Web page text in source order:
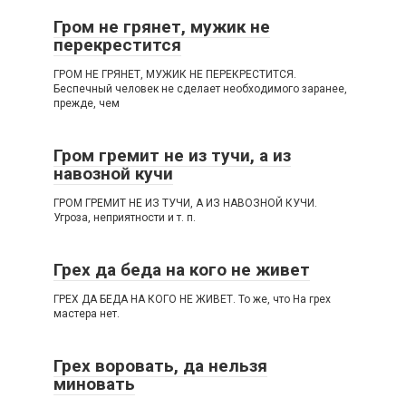
Гром не грянет, мужик не
перекрестится
ГРОМ НЕ ГРЯНЕТ, МУЖИК НЕ ПЕРЕКРЕСТИТСЯ.
Беспечный человек не сделает необходимого заранее,
прежде, чем
Гром гремит не из тучи, а из
навозной кучи
ГРОМ ГРЕМИТ НЕ ИЗ ТУЧИ, А ИЗ НАВОЗНОЙ КУЧИ.
Угроза, неприятности и т. п.
Грех да беда на кого не живет
ГРЕХ ДА БЕДА НА КОГО НЕ ЖИВЕТ. То же, что На грех
мастера нет.
Грех воровать, да нельзя
миновать